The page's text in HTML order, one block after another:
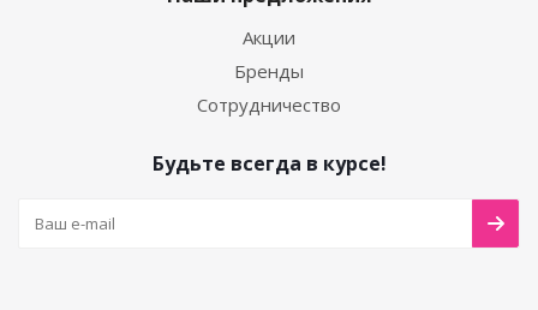
Акции
Бренды
Сотрудничество
Будьте всегда в курсе!